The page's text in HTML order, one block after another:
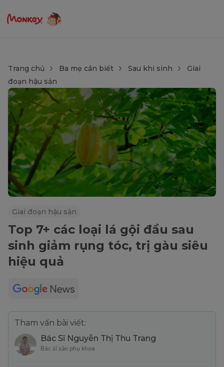
Trang chủ Ba mẹ cần biết Sau khi sinh
Giai
đoạn hậu sản
Giai đoạn hậu sản
Top 7+ các loại lá gội đầu sau
sinh giảm rụng tóc, trị gàu siêu
hiệu quả
Tham vấn bài viết:
Bác Sĩ Nguyễn Thị Thu Trang
Bác sĩ sản phụ khoa